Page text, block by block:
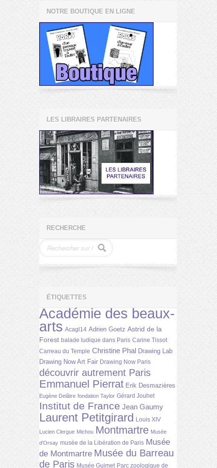
NOTRE BOUTIQUE EN LIGNE
LES LIBRAIRES PARTENAIRES
RECHERCHE
ÉTIQUETTES
Académie des beaux-
arts Acagl14 Adrien Goetz Astrid de la
Forest balade ludique dans Paris Carine Tissot
Carreau du Temple Christine Phal Drawing Lab
Drawing Now Art Fair Drawing Now Paris
découvrir autrement Paris
Emmanuel Pierrat Erik Desmazières
Eugène Delâtre fondation Taylor Gérard Jouhet
Institut de France Jean Gaumy
Laurent Petitgirard Louis XIV
Lucien Clergue Michou Montmartre Musée
d'Orsay musée de la Libération de Paris Musée
de Montmartre Musée du Barreau
de Paris Musée Guimet Parc zoologique de